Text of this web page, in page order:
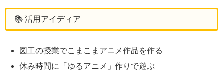
📚 活用アイディア
図工の授業でこまこまアニメ作品を作る
休み時間に「ゆるアニメ」作りで遊ぶ